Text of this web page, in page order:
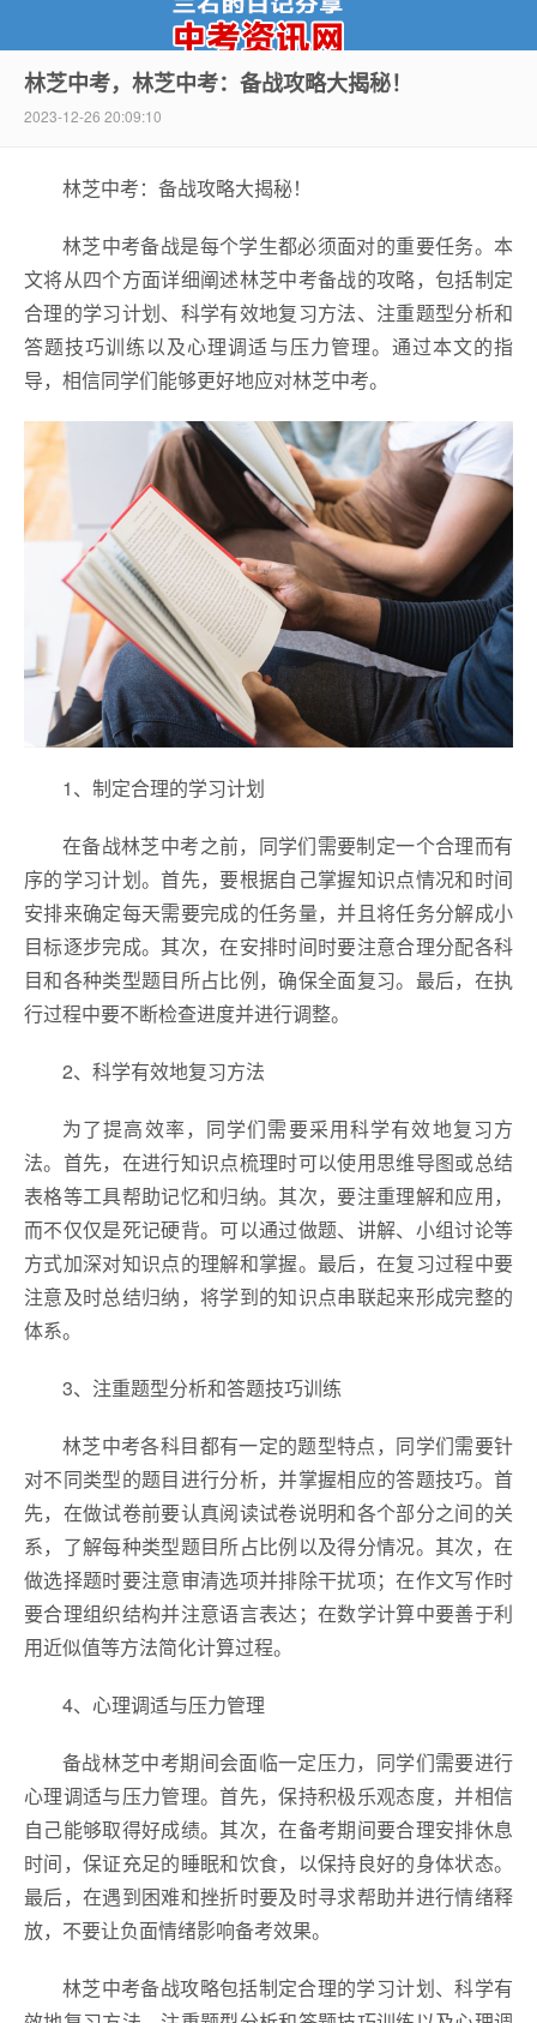
中考资讯网
林芝中考，林芝中考：备战攻略大揭秘！
2023-12-26 20:09:10
林芝中考：备战攻略大揭秘！
林芝中考备战是每个学生都必须面对的重要任务。本
文将从四个方面详细阐述林芝中考备战的攻略，包括制定
合理的学习计划、科学有效地复习方法、注重题型分析和
答题技巧训练以及心理调适与压力管理。通过本文的指
导，相信同学们能够更好地应对林芝中考。
1、制定合理的学习计划
在备战林芝中考之前，同学们需要制定一个合理而有
序的学习计划。首先，要根据自己掌握知识点情况和时间
安排来确定每天需要完成的任务量，并且将任务分解成小
目标逐步完成。其次，在安排时间时要注意合理分配各科
目和各种类型题目所占比例，确保全面复习。最后，在执
行过程中要不断检查进度并进行调整。
2、科学有效地复习方法
为了提高效率，同学们需要采用科学有效地复习方
法。首先，在进行知识点梳理时可以使用思维导图或总结
表格等工具帮助记忆和归纳。其次，要注重理解和应用，
而不仅仅是死记硬背。可以通过做题、讲解、小组讨论等
方式加深对知识点的理解和掌握。最后，在复习过程中要
注意及时总结归纳，将学到的知识点串联起来形成完整的
体系。
3、注重题型分析和答题技巧训练
林芝中考各科目都有一定的题型特点，同学们需要针
对不同类型的题目进行分析，并掌握相应的答题技巧。首
先，在做试卷前要认真阅读试卷说明和各个部分之间的关
系，了解每种类型题目所占比例以及得分情况。其次，在
做选择题时要注意审清选项并排除干扰项；在作文写作时
要合理组织结构并注意语言表达；在数学计算中要善于利
用近似值等方法简化计算过程。
4、心理调适与压力管理
备战林芝中考期间会面临一定压力，同学们需要进行
心理调适与压力管理。首先，保持积极乐观态度，并相信
自己能够取得好成绩。其次，在备考期间要合理安排休息
时间，保证充足的睡眠和饮食，以保持良好的身体状态。
最后，在遇到困难和挫折时要及时寻求帮助并进行情绪释
放，不要让负面情绪影响备考效果。
林芝中考备战攻略包括制定合理的学习计划、科学有